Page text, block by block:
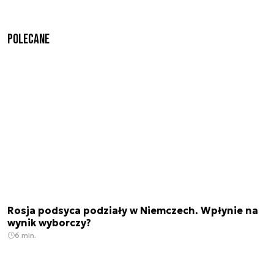
Polecane
Rosja podsyca podziały w Niemczech. Wpłynie na
wynik wyborczy?
6 min.